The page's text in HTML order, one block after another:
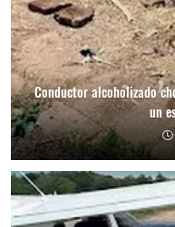
Conductor alcoholizado
un